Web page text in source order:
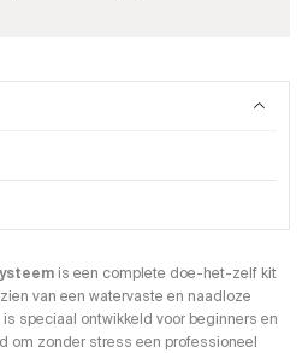
compleet systeem
Ciré badkamer. Gewoon
is een complete doe-het-zelf kit
van een watervaste en naadloze
speciaal ontwikkeld voor beginners en
om zonder stress een professioneel